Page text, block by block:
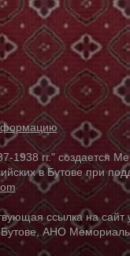
гг." создается
в Бутове при
ссылка на сайт
АНО